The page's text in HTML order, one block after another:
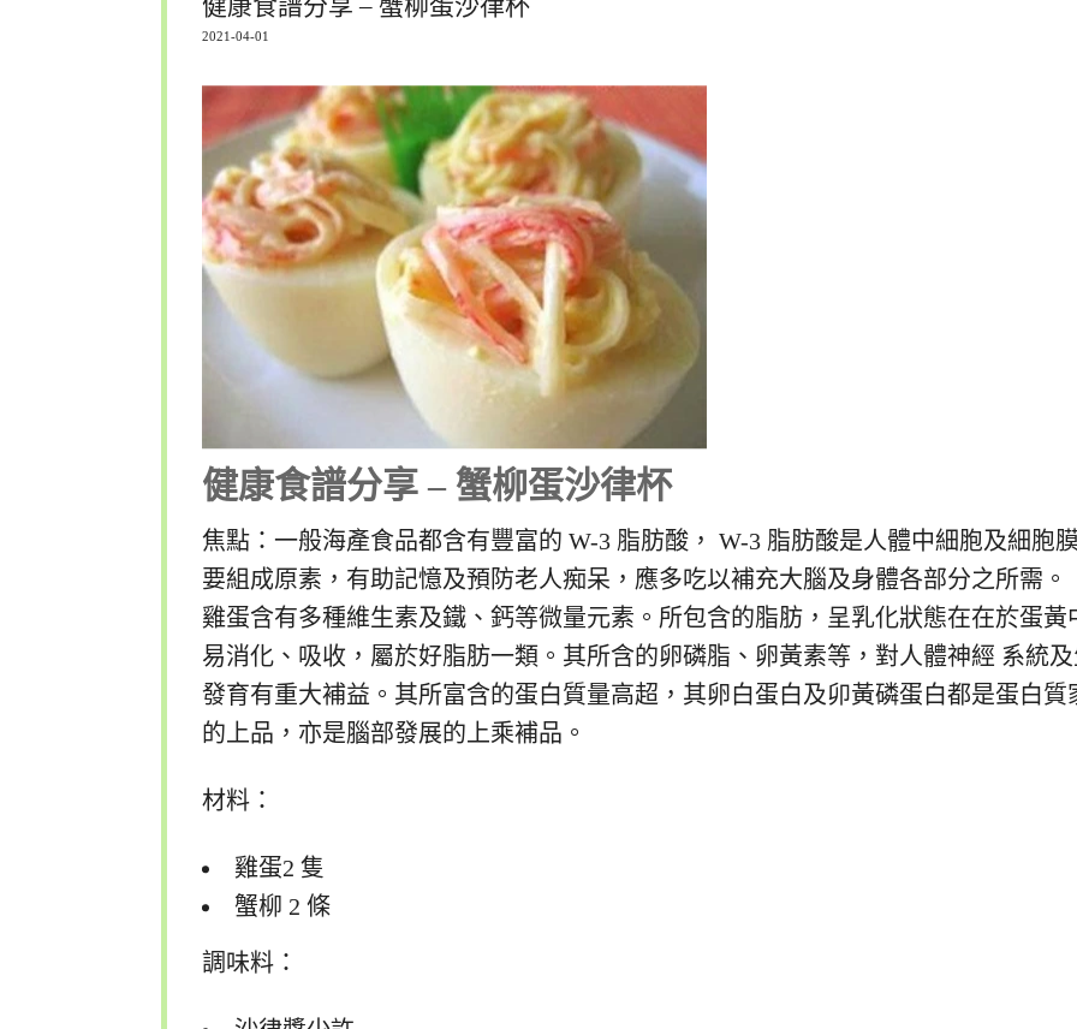
健康食譜分享 – 蟹柳蛋沙律杯
2021-04-01
健康食譜分享 – 蟹柳蛋沙律杯
焦點：一般海產食品都含有豐富的 W-3 脂肪酸， W-3 脂肪酸是人體中細胞及細胞
要組成原素，有助記憶及預防老人痴呆，應多吃以補充大腦及身體各部分之所需。
雞蛋含有多種維生素及鐵、鈣等微量元素。所包含的脂肪，呈乳化狀態在在於蛋黃
易消化、吸收，屬於好脂肪一類。其所含的卵磷脂、卵黃素等，對人體神經 系統
發育有重大補益。其所富含的蛋白質量高超，其卵白蛋白及卯黃磷蛋白都是蛋白質
的上品，亦是腦部發展的上乘補品。
材料：
雞蛋2 隻
蟹柳 2 條
調味料：